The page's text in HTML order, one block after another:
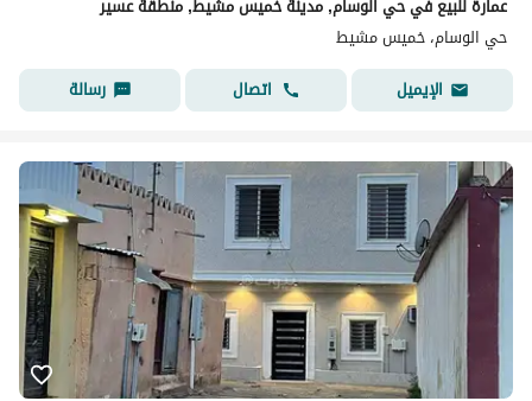
عمارة للبيع في حي الوسام, مدينة خميس مشيط, منطقة عسير
حي الوسام، خميس مشيط
الإيميل
اتصال رسالة